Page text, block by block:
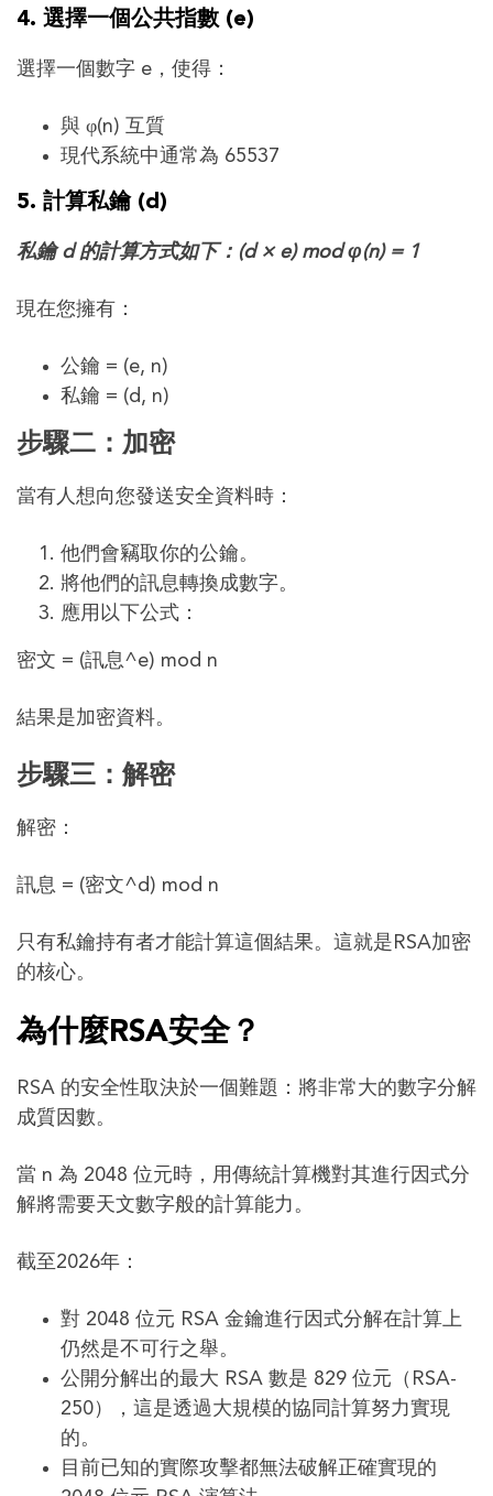
4. 選擇一個公共指數 (e)
選擇一個數字 e，使得：
與 φ(n) 互質
現代系統中通常為 65537
5. 計算私鑰 (d)
私鑰 d 的計算方式如下：(d × e) mod φ(n) = 1
現在您擁有：
公鑰 = (e, n)
私鑰 = (d, n)
步驟二：加密
當有人想向您發送安全資料時：
他們會竊取你的公鑰。
將他們的訊息轉換成數字。
應用以下公式：
密文 = (訊息^e) mod n
結果是加密資料。
步驟三：解密
解密：
訊息 = (密文^d) mod n
只有私鑰持有者才能計算這個結果。這就是RSA加密
的核心。
為什麼RSA安全？
RSA 的安全性取決於一個難題：將非常大的數字分解
成質因數。
當 n 為 2048 位元時，用傳統計算機對其進行因式分
解將需要天文數字般的計算能力。
截至2026年：
對 2048 位元 RSA 金鑰進行因式分解在計算上
仍然是不可行之舉。
公開分解出的最大 RSA 數是 829 位元（RSA-
250），這是透過大規模的協同計算努力實現
的。
目前已知的實際攻擊都無法破解正確實現的